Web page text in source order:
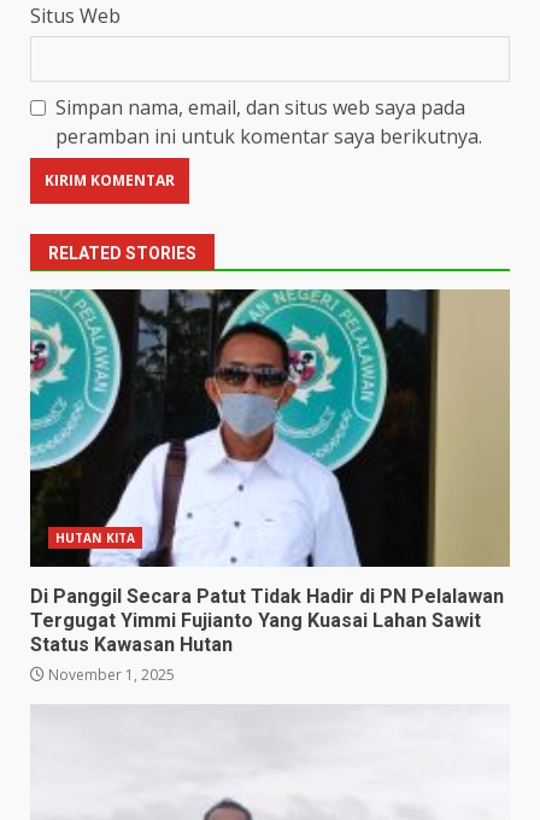
Situs Web
Simpan nama, email, dan situs web saya pada
peramban ini untuk komentar saya berikutnya.
RELATED STORIES
HUTAN KITA
Di Panggil Secara Patut Tidak Hadir di PN Pelalawan
Tergugat Yimmi Fujianto Yang Kuasai Lahan Sawit
Status Kawasan Hutan
November 1, 2025